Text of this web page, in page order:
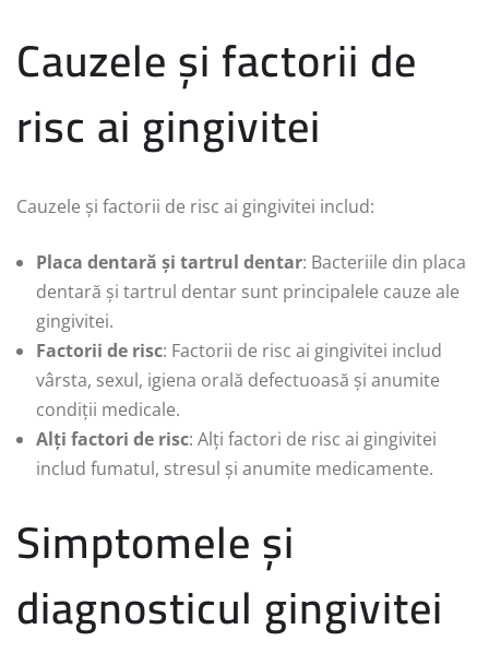
Cauzele și factorii de
risc ai gingivitei
Cauzele și factorii de risc ai gingivitei includ:
Placa dentară și tartrul dentar: Bacteriile din placa
dentară și tartrul dentar sunt principalele cauze ale
gingivitei.
Factorii de risc: Factorii de risc ai gingivitei includ
vârsta, sexul, igiena orală defectuoasă și anumite
condiții medicale.
Alți factori de risc: Alți factori de risc ai gingivitei
includ fumatul, stresul și anumite medicamente.
Simptomele și
diagnosticul gingivitei